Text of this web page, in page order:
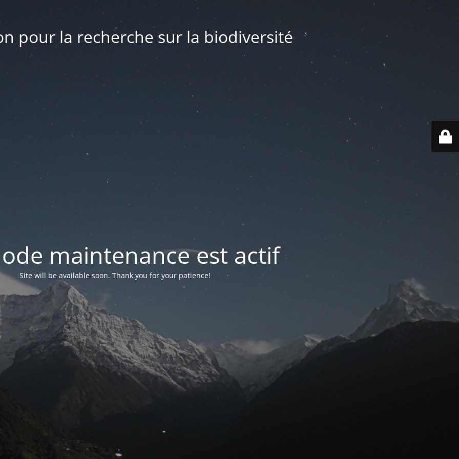
pour la recherche sur la biodiversité
maintenance est actif
Site will be available soon. Thank you for your patience!